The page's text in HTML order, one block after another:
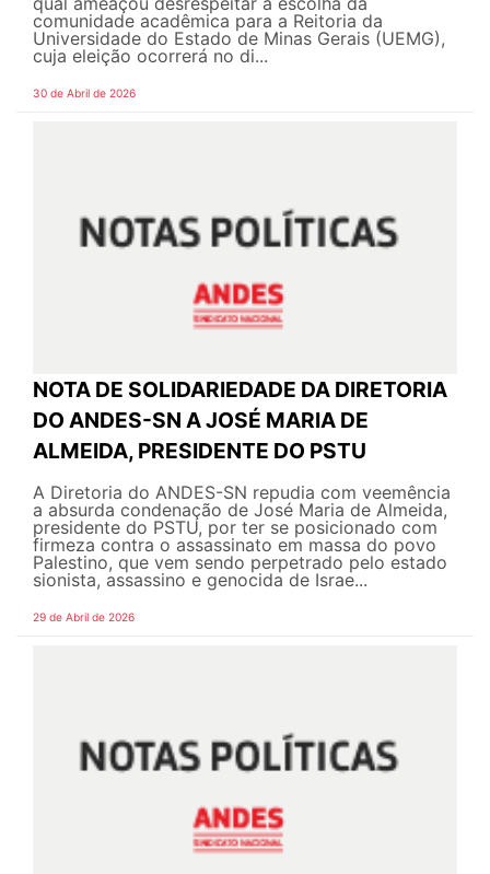
comunidade acadêmica para a Reitoria da
Universidade do Estado de Minas Gerais (UEMG),
cuja eleição ocorrerá no di...
30 de Abril de 2026
NOTA DE SOLIDARIEDADE DA DIRETORIA
DO ANDES-SN A JOSÉ MARIA DE
ALMEIDA, PRESIDENTE DO PSTU
A Diretoria do ANDES-SN repudia com veemência
a absurda condenação de José Maria de Almeida,
presidente do PSTU, por ter se posicionado com
firmeza contra o assassinato em massa do povo
Palestino, que vem sendo perpetrado pelo estado
sionista, assassino e genocida de Israe...
29 de Abril de 2026